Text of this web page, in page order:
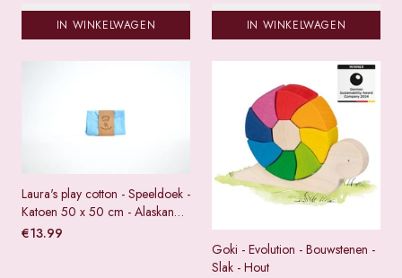
IN WINKELWAGEN IN WINKELWAGEN
Laura's play cotton - Speeldoek -
Katoen 50 x 50 cm - Alaskan
blue
€13.99
Goki - Evolution - Bouwstenen -
Slak - Hout